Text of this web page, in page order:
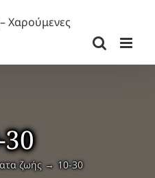
ζωής 10-30